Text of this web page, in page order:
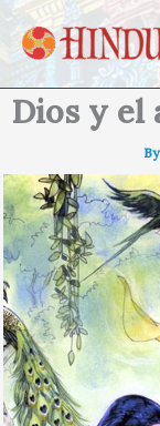
Skip to content
Dios y el
By